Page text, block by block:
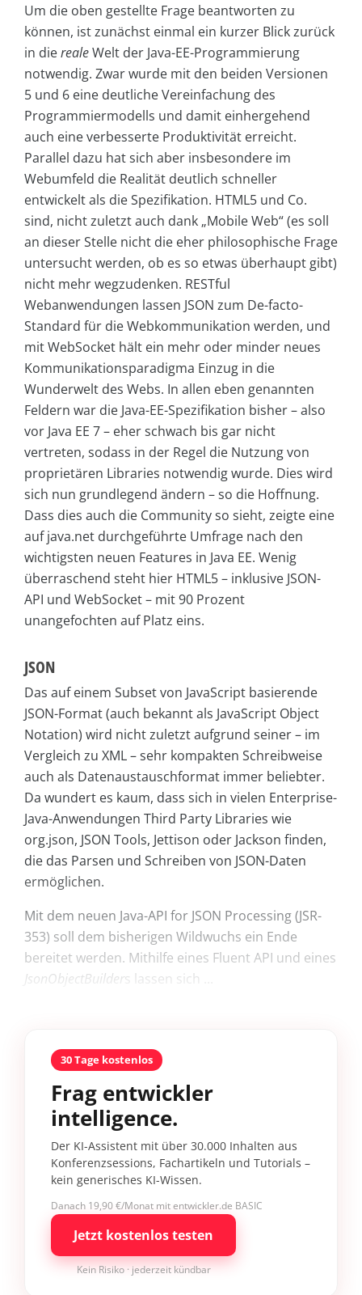
Um die oben gestellte Frage beantworten zu
können, ist zunächst einmal ein kurzer Blick zurück
in dierealeWelt der Java-EE-Programmierung
notwendig. Zwar wurde mit den beiden Versionen
5 und 6 eine deutliche Vereinfachung des
Programmiermodells und damit einhergehend
auch eine verbesserte Produktivität erreicht.
Parallel dazu hat sich aber insbesondere im
Webumfeld die Realität deutlich schneller
entwickelt als die Spezifikation. HTML5 und Co.
sind, nicht zuletzt auch dank „Mobile Web“ (es soll
an dieser Stelle nicht die eher philosophische Frage
untersucht werden, ob es so etwas überhaupt gibt)
nicht mehr wegzudenken. RESTful
Webanwendungen lassen JSON zum De-facto-
Standard für die Webkommunikation werden, und
mit WebSocket hält ein mehr oder minder neues
Kommunikationsparadigma Einzug in die
Wunderwelt des Webs. In allen eben genannten
Feldern war die Java-EE-Spezifikation bisher – also
vor Java EE 7 – eher schwach bis gar nicht
vertreten, sodass in der Regel die Nutzung von
proprietären Libraries notwendig wurde. Dies wird
sich nun grundlegend ändern – so die Hoffnung.
Dass dies auch die Community so sieht, zeigte eine
aufjava.net durchgeführte Umfrage nach den
wichtigsten neuen Features in Java EE. Wenig
überraschend steht hier HTML5 – inklusive JSON-
API und WebSocket – mit 90 Prozent
unangefochten auf Platz eins.
JSON
Das auf einem Subset von JavaScript basierende
JSON-Format (auch bekannt als JavaScript Object
Notation) wird nicht zuletzt aufgrund seiner – im
Vergleich zu XML – sehr kompakten Schreibweise
auch als Datenaustauschformat immer beliebter.
Da wundert es kaum, dass sich in vielen Enterprise-
Java-Anwendungen Third Party Libraries wie
org.json, JSON Tools, Jettison oder Jackson finden,
die das Parsen und Schreiben von JSON-Daten
ermöglichen.
Mit dem neuen Java-API for JSON Processing (JSR-
353) soll dem bisherigen Wildwuchs ein Ende
bereitet werden. Mithilfe eines Fluent API und eines
JsonObjectBuilders lassen sich ...
30 Tage kostenlos
Frag entwickler
intelligence.
Der KI-Assistent mit über 30.000 Inhalten aus
Konferenzsessions, Fachartikeln und Tutorials –
kein generisches KI-Wissen.
Danach 19,90 €/Monat mit entwickler.de BASIC
Jetzt kostenlos testen
Kein Risiko · jederzeit kündbar